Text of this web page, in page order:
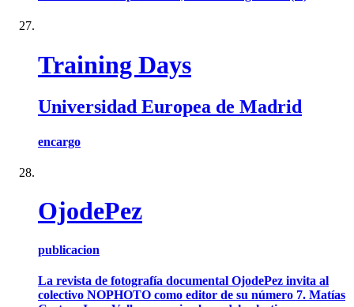
Training Days
Universidad Europea de Madrid
encargo
OjodePez
publicacion
La revista de fotografía documental OjodePez invita al
colectivo NOPHOTO como editor de su número 7. Matías